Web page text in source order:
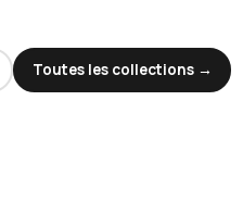
Toutes les collections →